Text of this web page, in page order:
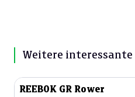
Weitere
REEBOK GR Rower